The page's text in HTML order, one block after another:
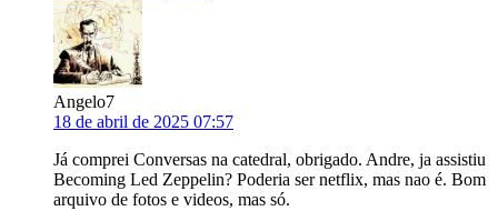
Angelo7
18 de abril de 2025 07:57
Já comprei Conversas na catedral, obrigado. Andre, ja assistiu
Becoming Led Zeppelin? Poderia ser netflix, mas nao é. Bom
arquivo de fotos e videos, mas só.